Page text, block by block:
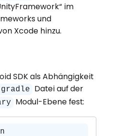
im
und
Xcode hinzu.
SDK als Abhängigkeit
Datei auf der
Modul-Ebene fest: